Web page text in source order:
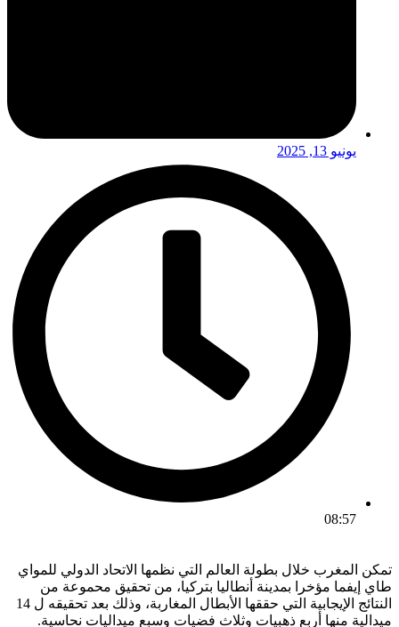
يونيو 13, 2025
08:57
تمكن المغرب خلال بطولة العالم التي نظمها الاتحاد الدولي للمواي
طاي إيفما مؤخرا بمدينة أنطاليا بتركيا، من تحقيق محموعة من
النتائج الإيجابية التي حققها الأبطال المغاربة، وذلك بعد تحقيقه ل 14
ميدالية منها أربع ذهبيات وثلاث فضيات وسبع ميداليات نحاسية.